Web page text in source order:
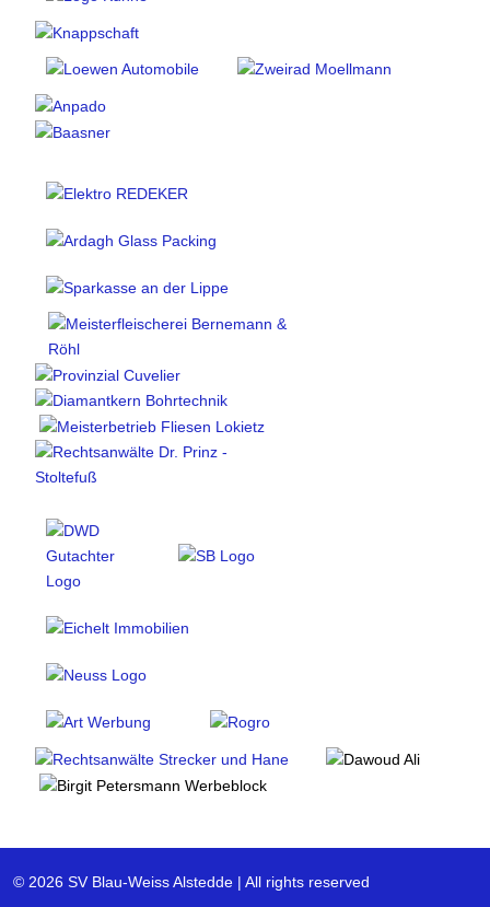
© 2026 SV Blau-Weiss Alstedde | All rights reserved